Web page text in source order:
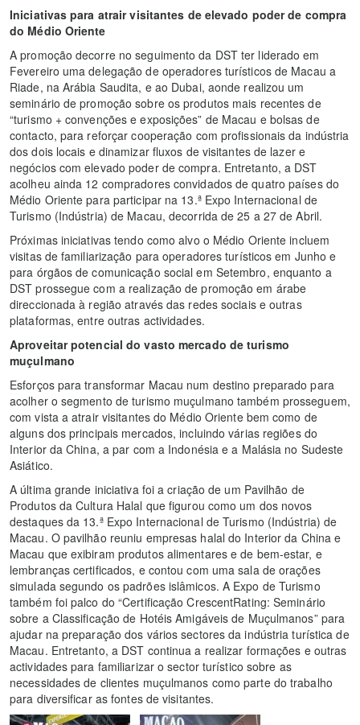
Iniciativas para atrair visitantes de elevado poder de compra
do Médio Oriente
A promoção decorre no seguimento da DST ter liderado em
Fevereiro uma delegação de operadores turísticos de Macau a
Riade, na Arábia Saudita, e ao Dubai, aonde realizou um
seminário de promoção sobre os produtos mais recentes de
“turismo + convenções e exposições” de Macau e bolsas de
contacto, para reforçar cooperação com profissionais da indústria
dos dois locais e dinamizar fluxos de visitantes de lazer e
negócios com elevado poder de compra. Entretanto, a DST
acolheu ainda 12 compradores convidados de quatro países do
Médio Oriente para participar na 13.ª Expo Internacional de
Turismo (Indústria) de Macau, decorrida de 25 a 27 de Abril.
Próximas iniciativas tendo como alvo o Médio Oriente incluem
visitas de familiarização para operadores turísticos em Junho e
para órgãos de comunicação social em Setembro, enquanto a
DST prossegue com a realização de promoção em árabe
direccionada à região através das redes sociais e outras
plataformas, entre outras actividades.
Aproveitar potencial do vasto mercado de turismo
muçulmano
Esforços para transformar Macau num destino preparado para
acolher o segmento de turismo muçulmano também prosseguem,
com vista a atrair visitantes do Médio Oriente bem como de
alguns dos principais mercados, incluindo várias regiões do
Interior da China, a par com a Indonésia e a Malásia no Sudeste
Asiático.
A última grande iniciativa foi a criação de um Pavilhão de
Produtos da Cultura Halal que figurou como um dos novos
destaques da 13.ª Expo Internacional de Turismo (Indústria) de
Macau. O pavilhão reuniu empresas halal do Interior da China e
Macau que exibiram produtos alimentares e de bem-estar, e
lembranças certificados, e contou com uma sala de orações
simulada segundo os padrões islâmicos. A Expo de Turismo
também foi palco do “Certificação CrescentRating: Seminário
sobre a Classificação de Hotéis Amigáveis de Muçulmanos” para
ajudar na preparação dos vários sectores da indústria turística de
Macau. Entretanto, a DST continua a realizar formações e outras
actividades para familiarizar o sector turístico sobre as
necessidades de clientes muçulmanos como parte do trabalho
para diversificar as fontes de visitantes.